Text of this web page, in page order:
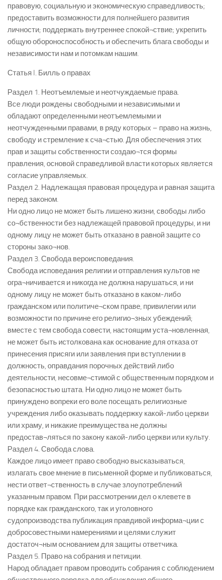
правовую, социальную и экономическую справедливость;
предоставить возможности для полнейшего развития
личности; поддержать внутреннее спокой¬ствие; укрепить
общую обороноспособность и обеспечить блага свободы и
независимости нам и потомкам нашим.
Статья I. Билль о правах
Раздел 1. Неотъемлемые и неотчуждаемые права.
Все люди рождены свободными и независимыми и
обладают определенными неотъемлемыми и
неотчужденными правами, в ряду которых – право на жизнь,
свободу и стремление к сча¬стью. Для обеспечения этих
прав и защиты собственности создаю¬тся формы
правления, основой справедливой власти которых является
согласие управляемых.
Раздел 2. Надлежащая правовая процедура и равная защита
перед законом.
Ни одно лицо не может быть лишено жизни, свободы либо
со¬бственности без надлежащей правовой процедуры, и ни
одному лицу не может быть отказано в равной защите со
стороны зако¬нов.
Раздел 3. Свобода вероисповедания.
Свобода исповедания религии и отправления культов не
огра¬ничивается и никогда не должна нарушаться, и ни
одному лицу не может быть отказано в каком-либо
гражданском или политиче¬ском праве, привилегии или
возможности по причине его религио¬зных убеждений;
вместе с тем свобода совести, настоящим уста¬новленная,
не может быть истолкована как основание для отказа от
принесения присяги или заявления при вступлении в
должность, оправдания порочных действий либо
деятельности, несовме¬стимой с общественным порядком и
безопасностью штата. Ни одно лицо не может быть
принуждено вопреки его воле посещать религиозные
учреждения либо оказывать поддержку какой-либо церкви
или храму, и никакие преимущества не должны
предостав¬ляться по закону какой-либо церкви или культу.
Раздел 4. Свобода слова.
Каждое лицо имеет право свободно высказываться,
излагать свое мнение в письменной форме и публиковаться,
нести ответ¬ственность в случае злоупотреблений
указанным правом. При рассмотрении дел о клевете в
порядке как гражданского, так и уголовного
судопроизводства публикация правдивой информа¬ции с
добросовестными намерениями и целями служит
достаточ¬ным основанием для защиты ответчика.
Раздел 5. Право на собрания и петиции.
Народ обладает правом проводить собрания с соблюдением